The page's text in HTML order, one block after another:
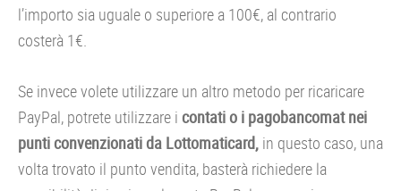
l’importo sia uguale o superiore a 100€, al contrario
costerà 1€.
Se invece volete utilizzare un altro metodo per ricaricare
PayPal, potrete utilizzare i contati o i pagobancomat nei
punti convenzionati da Lottomaticard, in questo caso, una
volta trovato il punto vendita, basterà richiedere la